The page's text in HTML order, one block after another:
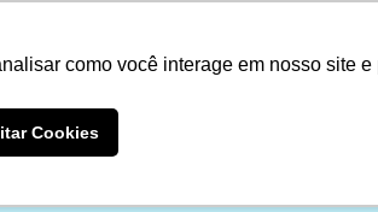
como você interage em nosso site
Cookies